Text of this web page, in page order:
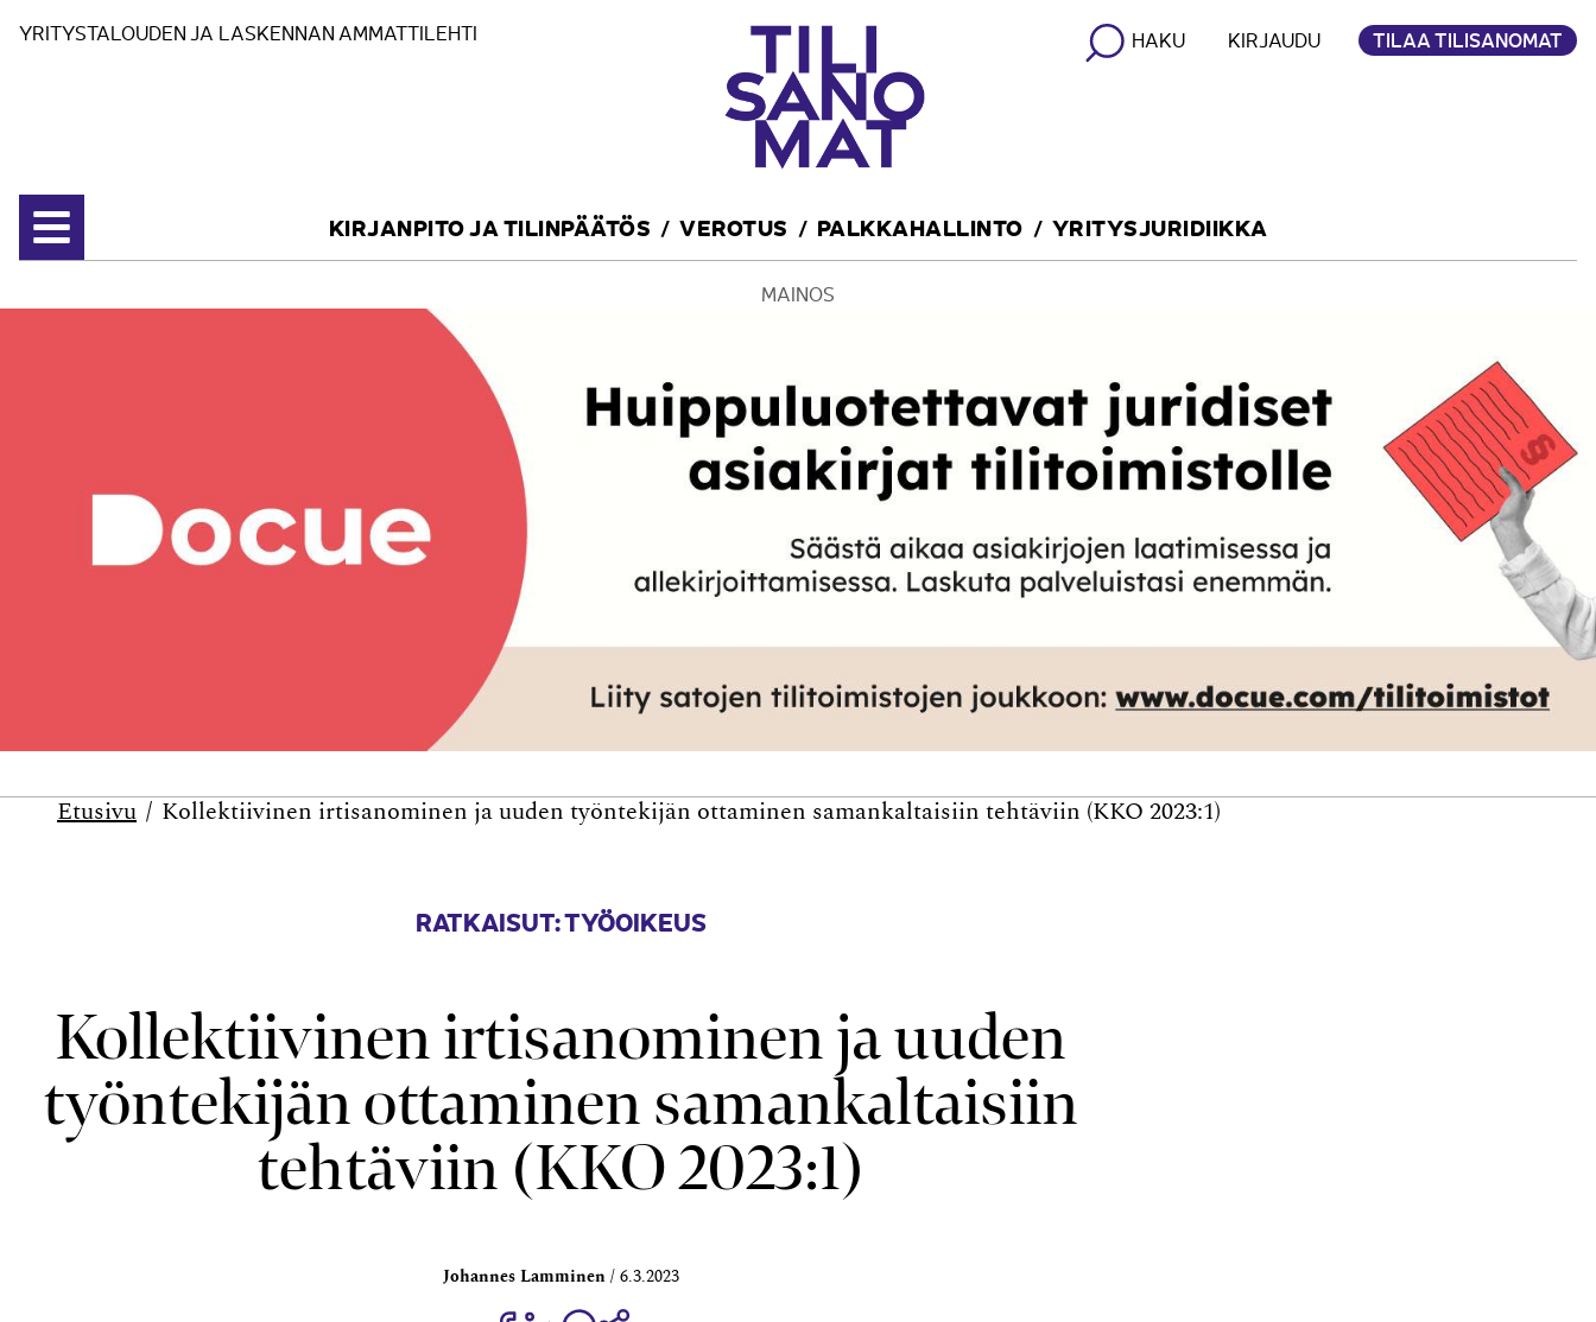
YRITYSTALOUDEN JA LASKENNAN AMMATTILEHTI HAKU KIRJAUDU TILAA TILISANOMAT
Avaa valikko
KIRJANPITO JA TILINPÄÄTÖS VEROTUS PALKKAHALLINTO YRITYSJURIDIIKKA
MAINOS
Etusivu Kollek­tiivinen irti­sanominen ja uuden työn­tekijän ottaminen saman­kaltaisiin tehtä­viin (KKO 2023:1)
RATKAISUT: TYÖOIKEUS
Kollek­tiivinen irti­sanominen ja uuden
työn­tekijän ottaminen saman­kaltaisiin
tehtä­viin (KKO 2023:1)
Johannes Lamminen 6.3.2023
Jaa Share on Facebook
Jaa Share on LinkedIn